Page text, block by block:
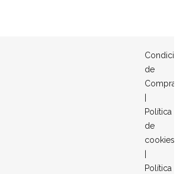
de
Compra
Política
de
cookies
Política